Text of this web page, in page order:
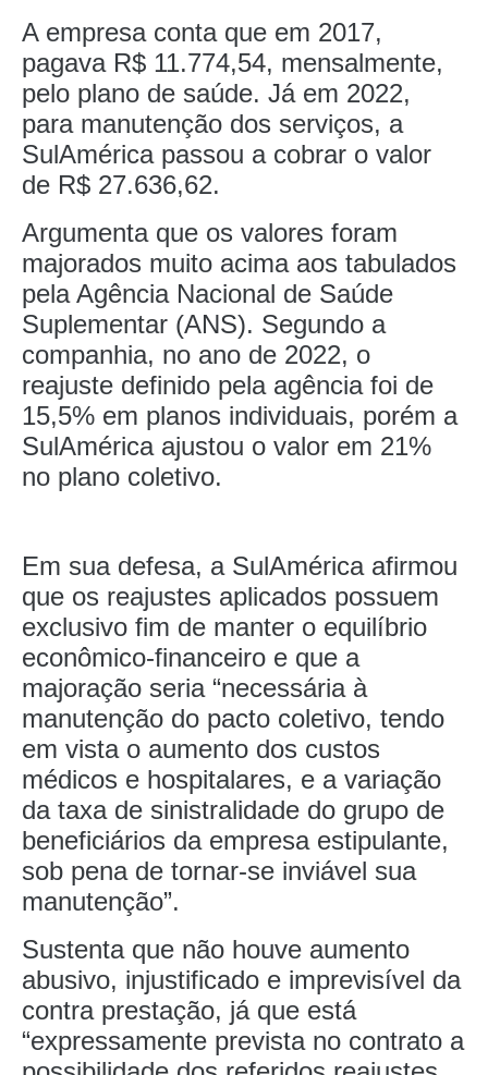
A empresa conta que em 2017,
pagava R$ 11.774,54, mensalmente,
pelo plano de saúde. Já em 2022,
para manutenção dos serviços, a
SulAmérica passou a cobrar o valor
de R$ 27.636,62.
Argumenta que os valores foram
majorados muito acima aos tabulados
pela Agência Nacional de Saúde
Suplementar (ANS). Segundo a
companhia, no ano de 2022, o
reajuste definido pela agência foi de
15,5% em planos individuais, porém a
SulAmérica ajustou o valor em 21%
no plano coletivo.
Em sua defesa, a SulAmérica afirmou
que os reajustes aplicados possuem
exclusivo fim de manter o equilíbrio
econômico-financeiro e que a
majoração seria “necessária à
manutenção do pacto coletivo, tendo
em vista o aumento dos custos
médicos e hospitalares, e a variação
da taxa de sinistralidade do grupo de
beneficiários da empresa estipulante,
sob pena de tornar-se inviável sua
manutenção”.
Sustenta que não houve aumento
abusivo, injustificado e imprevisível da
contra prestação, já que está
“expressamente prevista no contrato a